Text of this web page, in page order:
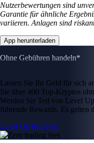
Nutzerbewertungen sind
Garantie für ähnliche
variieren. Anlagen sind
App herunterladen
Ohne Gebühren handeln*
Lassen Sie Ihr Geld für sich
Sie über 400 Top-Kryptos
Werden Sie Teil von Level
führende Rewards. Es gelten
Level Up beitreten